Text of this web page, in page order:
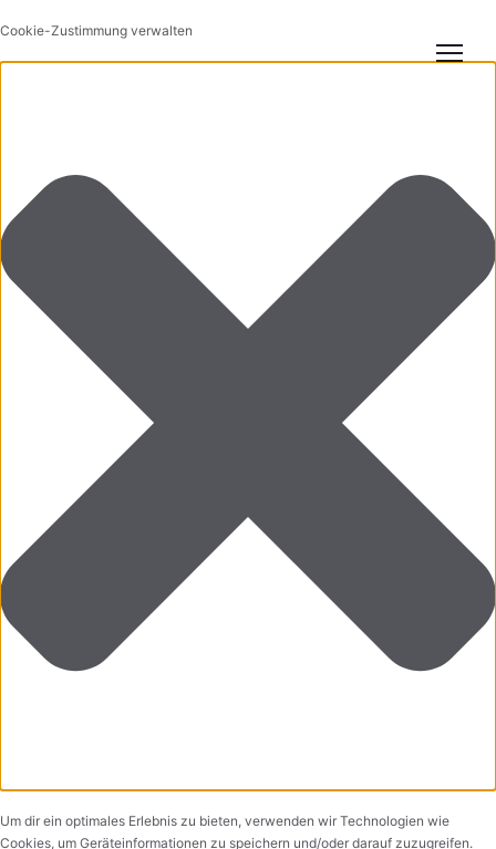
Cookie-Zustimmung verwalten
Um dir ein optimales Erlebnis zu bieten, verwenden wir Technologien wie
Cookies, um Geräteinformationen zu speichern und/oder darauf zuzugreifen.